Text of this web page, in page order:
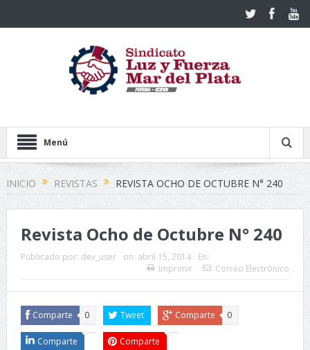
Menú
INICIO REVISTAS REVISTA OCHO DE OCTUBRE N° 240
Revista Ocho de Octubre N° 240
Publicado por: dev_user on: abril 15, 2014
En:
Imprimir
Correo Electrónico
Comparte 0 Tweet Comparte 0
Comparte Comparte